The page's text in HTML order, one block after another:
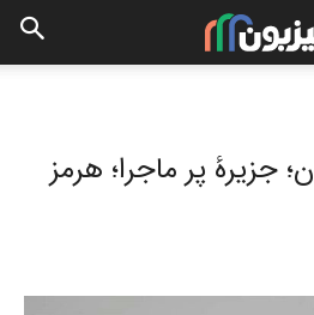
جزیرۀ پر ماجرا؛ هرمز